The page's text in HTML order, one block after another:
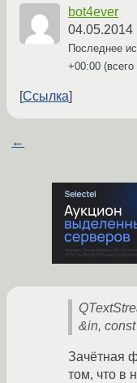
bot4ever
04.05.2014
Последнее
+00:00
Ссылка
←
&in,
Зачётная
том, что в